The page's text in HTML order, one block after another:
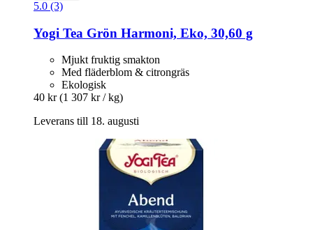
5.0 (3)
Yogi Tea Grön Harmoni, Eko, 30,60 g
Mjukt fruktig smakton
Med fläderblom & citrongräs
Ekologisk
40 kr (1 307 kr / kg)
Leverans till 18. augusti